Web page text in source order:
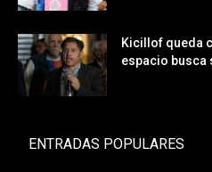
Kicillof queda
espacio busca
ENTRADAS POPULARES